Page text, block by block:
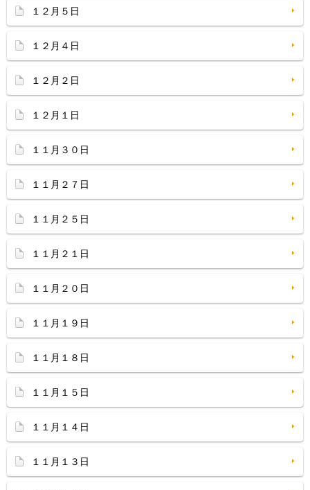
１２月５日
１２月４日
１２月２日
１２月１日
１１月３０日
１１月２７日
１１月２５日
１１月２１日
１１月２０日
１１月１９日
１１月１８日
１１月１５日
１１月１４日
１１月１３日